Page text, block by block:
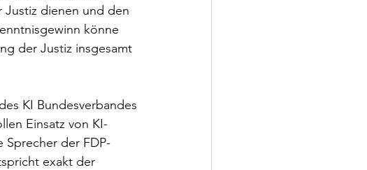
Justiz dienen und den
könne
der Justiz insgesamt
KI Bundesverbandes
Einsatz von KI-
der FDP-
exakt der